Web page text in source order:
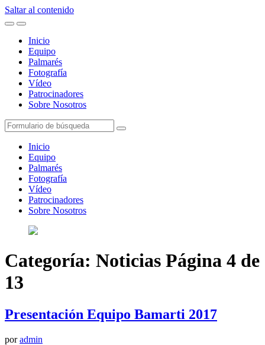
Saltar al contenido
Alternar
menú
móvil
Alternar
campo
de
búsqueda
Inicio
Equipo
Palmarés
Fotografía
Vídeo
Patrocinadores
Sobre Nosotros
Buscar
Inicio
Equipo
Palmarés
Fotografía
Vídeo
Patrocinadores
Sobre Nosotros
Categoría: Noticias Página 4 de
13
Presentación Equipo Bamarti 2017
poradmin